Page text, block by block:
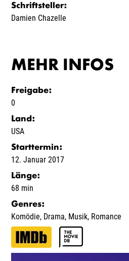
Schriftsteller:
Damien Chazelle
MEHR INFOS
Freigabe:
0
Land :
USA
Starttermin:
12. Januar 2017
Länge:
68 min
Genres:
Komödie, Drama, Musik, Romance